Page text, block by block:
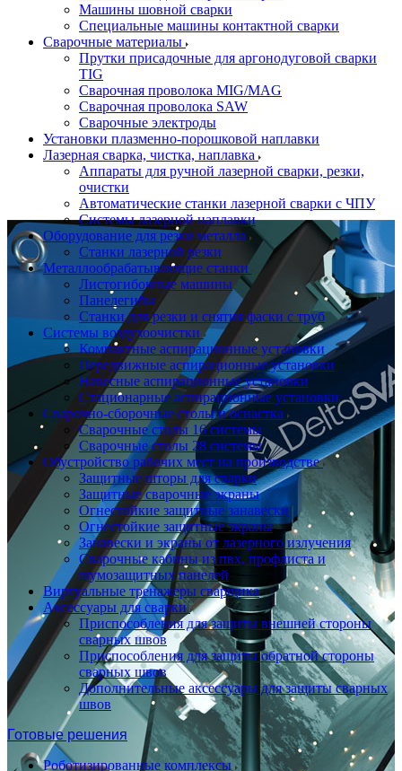
Машины шовной сварки
Специальные машины контактной сварки
Сварочные материалы
Прутки присадочные для аргонодуговой сварки
TIG
Сварочная проволока MIG/MAG
Сварочная проволока SAW
Сварочные электроды
Установки плазменно-порошковой наплавки
Лазерная сварка, чистка, наплавка
Аппараты для ручной лазерной сварки, резки,
очистки
Автоматические станки лазерной сварки с ЧПУ
Системы лазерной наплавки
Оборудование для резки металла
Станки лазерной резки
Металлообрабатывающие станки
Листогибочные машины
Панелегибы
Станки для резки и снятия фаски с труб
Системы воздухоочистки
Компактные аспирационные установки
Передвижные аспирационные установки
Навесные аспирационные установки
Стационарные аспирационные установки
Сварочно-сборочные столы и оснастка
Сварочные столы 16 системы
Сварочные столы 28 системы
Обустройство рабочих мест на производстве
Защитные шторы для сварки
Защитные сварочные экраны
Огнестойкие защитные занавески
Огнестойкие защитные экраны
Занавески и экраны от лазерного излучения
Сварочные кабины из пвх, профлиста и
шумозащитных панелей
Виртуальные тренажеры сварщика
Аксессуары для сварки
Приспособления для защиты внешней стороны
сварных швов
Приспособления для защиты обратной стороны
сварных швов
Дополнительные аксессуары для защиты сварных
швов
Готовые решения
Роботизированные комплексы